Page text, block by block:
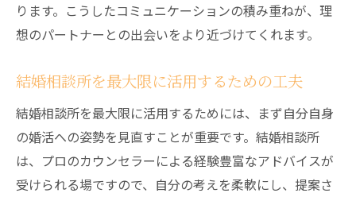
ります。こうしたコミュニケーションの積み重ねが、理
想のパートナーとの出会いをより近づけてくれます。
結婚相談所を最大限に活用するための工夫
結婚相談所を最大限に活用するためには、まず自分自身
の婚活への姿勢を見直すことが重要です。結婚相談所
は、プロのカウンセラーによる経験豊富なアドバイスが
受けられる場ですので、自分の考えを柔軟にし、提案さ